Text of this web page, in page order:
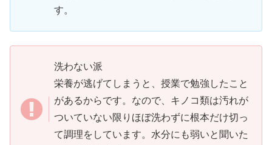
す。
洗わない派
栄養が逃げてしまうと、授業で勉強したこと
があるからです。なので、キノコ類は汚れが
ついていない限りほぼ洗わずに根本だけ切っ
て調理をしています。水分にも弱いと聞いた